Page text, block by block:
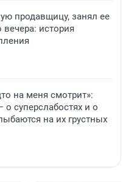
продавщицу, занял ее
вечера: история
на меня смотрит»:
о суперслабостях и о
на их грустных